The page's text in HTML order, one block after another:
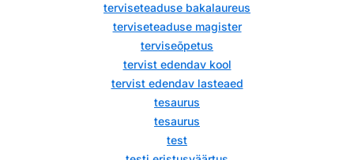
terviseteaduse bakalaureus
terviseteaduse magister
terviseõpetus
tervist edendav kool
tervist edendav lasteaed
tesaurus
tesaurus
test